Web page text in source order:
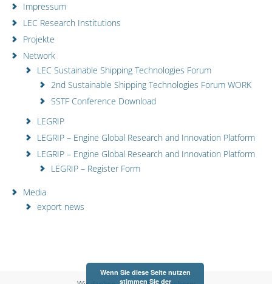
Impressum
LEC Research Institutions
Projekte
Network
LEC Sustainable Shipping Technologies Forum
2nd Sustainable Shipping Technologies Forum WORK
SSTF Conference Download
LEGRIP
LEGRIP – Engine Global Research and Innovation Platform
LEGRIP – Engine Global Research and Innovation Platform
LEGRIP – Register Form
Media
export news
Wenn Sie diese Seite nutzen
stimmen Sie der